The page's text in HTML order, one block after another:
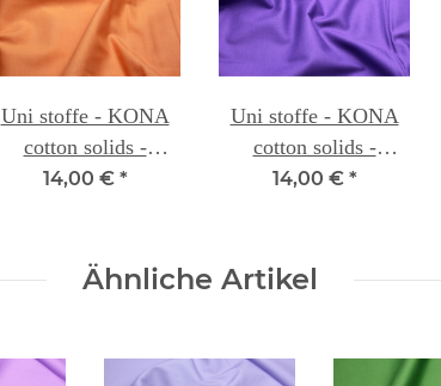
Uni stoffe - KONA
cotton solids -
MANGO 016A
14,00 € *
Uni stoffe - KONA
cotton solids -
PURPLE 057
14,00 € *
Ähnliche Artikel